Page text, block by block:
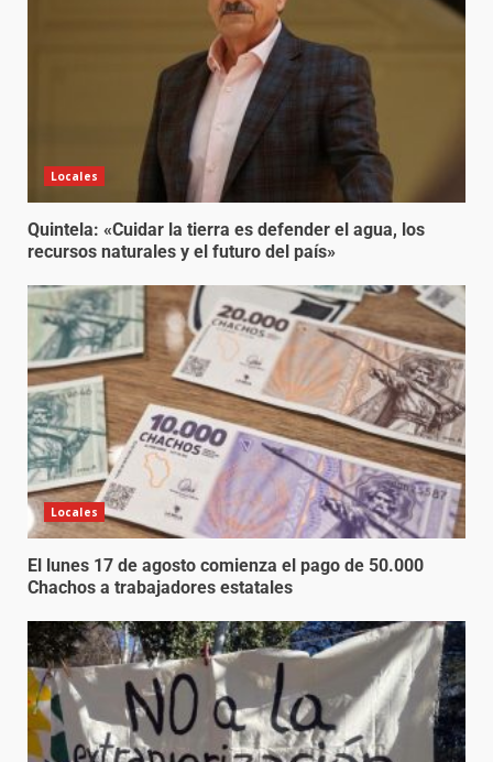
Locales
Quintela: «Cuidar la tierra es defender el agua, los
recursos naturales y el futuro del país»
Locales
El lunes 17 de agosto comienza el pago de 50.000
Chachos a trabajadores estatales